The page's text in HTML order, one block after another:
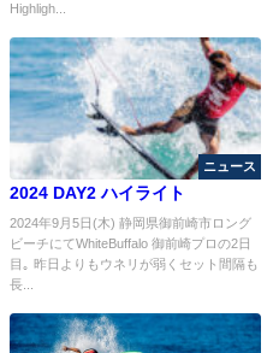
Highligh...
ニュース
2024 DAY2 ハイライト
2024年9月5日(木) 静岡県御前崎市ロング
ビーチにてWhiteBuffalo 御前崎プロの2日
目｡ 昨日よりもウネリが弱くセット間隔も
長...